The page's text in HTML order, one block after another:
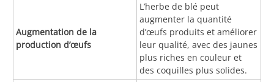
Augmentation de la
production d’œufs
L’herbe de blé peut
augmenter la quantité
d’œufs produits et améliorer
leur qualité, avec des jaunes
plus riches en couleur et
des coquilles plus solides.